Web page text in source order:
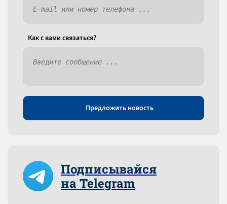
Как c вами связаться?
Предложить новость
Подписывайся
на Telegram